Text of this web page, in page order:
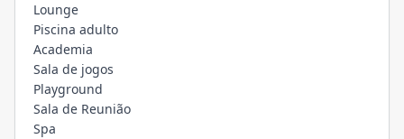
Lounge
Piscina adulto
Academia
Sala de jogos
Playground
Sala de Reunião
Spa